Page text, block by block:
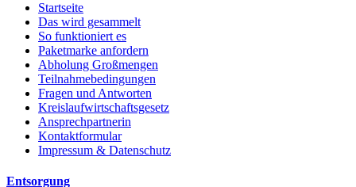
Startseite
Das wird gesammelt
So funktioniert es
Paketmarke anfordern
Abholung Großmengen
Teilnahmebedingungen
Fragen und Antworten
Kreislaufwirtschaftsgesetz
Ansprechpartnerin
Kontaktformular
Impressum & Datenschutz
Entsorgung